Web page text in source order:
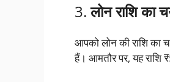
3.लोन राशि का
आपको लोन की राशि का
हैं। आमतौर पर, यह राशि